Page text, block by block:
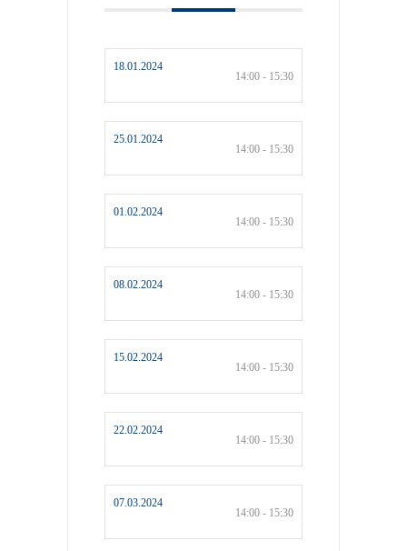
18.01.2024
14:00 - 15:30
25.01.2024
14:00 - 15:30
01.02.2024
14:00 - 15:30
08.02.2024
14:00 - 15:30
15.02.2024
14:00 - 15:30
22.02.2024
14:00 - 15:30
07.03.2024
14:00 - 15:30